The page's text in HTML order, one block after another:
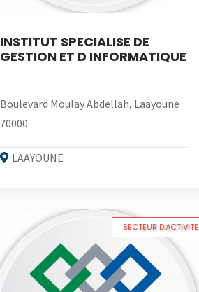
INSTITUT SPECIALISE DE
GESTION ET D INFORMATIQUE
Boulevard Moulay Abdellah, Laayoune
70000
LAAYOUNE
SECTEUR D'ACTIVITE